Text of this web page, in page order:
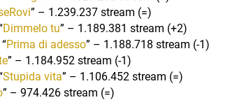
” – 1.239.237 stream (=)
Dimmelo tu” – 1.189.381 stream (+2)
Prima di adesso” – 1.188.718 stream (-1)
” – 1.184.952 stream (-1)
Stupida vita” – 1.106.452 stream (=)
” – 974.426 stream (=)